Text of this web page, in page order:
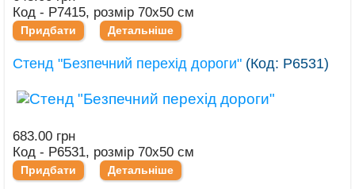
Код - Р7415, розмір 70х50 см
Придбати Детальніше
Стенд "Безпечний перехід дороги" (Код: Р6531)
683.00 грн
Код - Р6531, розмір 70х50 см
Придбати Детальніше